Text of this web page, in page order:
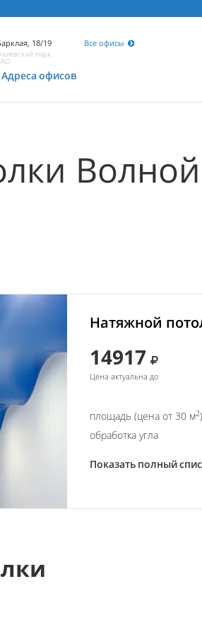
18/19
парк,
Все офисы
Адреса офисов
Натяжной
14917
Цена актуальна до
площадь (цена от 30 м2)
обработка угла
Показать полный